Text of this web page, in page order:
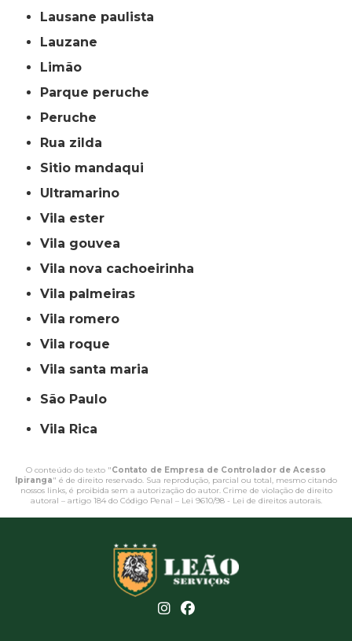
lausane paulista
lauzane
limão
parque peruche
peruche
rua zilda
sitio mandaqui
ultramarino
vila ester
vila gouvea
vila nova cachoeirinha
vila palmeiras
vila romero
vila roque
vila santa maria
São Paulo
Vila Rica
O conteúdo do texto "Contato de Empresa de Controlador de Acesso
Ipiranga" é de direito reservado. Sua reprodução, parcial ou total, mesmo citando
nossos links, é proibida sem a autorização do autor. Crime de violação de direito
autoral – artigo 184 do Código Penal – Lei 9610/98 - Lei de direitos autorais.